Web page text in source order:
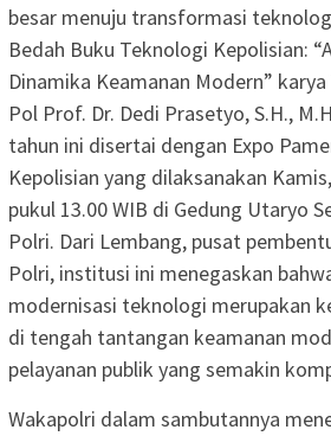
besar menuju transformasi
Bedah Buku Teknologi Kepolisian:
Dinamika Keamanan Modern”
Pol Prof. Dr. Dedi Prasetyo, S.H.,
tahun ini disertai dengan Expo
Kepolisian yang dilaksanakan
pukul 13.00 WIB di Gedung Utaryo
Polri. Dari Lembang, pusat
Polri, institusi ini menegaskan
modernisasi teknologi merupakan
di tengah tantangan keamanan
pelayanan publik yang semakin
Wakapolri dalam sambutannya